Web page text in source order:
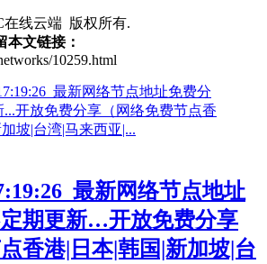
在线云端 版权所有.
本文链接：
10259.html
最新网络节点地址
期更新…开放免费分享
点香港|日本|韩国|新加坡|台